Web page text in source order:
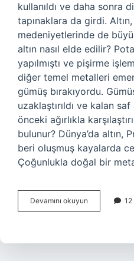
kullanıldı ve daha sonra
tapınaklara da girdi.
medeniyetlerinde de
altın nasıl elde edilir?
yapılmıştı ve pişirme
diğer temel metalleri
gümüş bırakıyordu.
uzaklaştırıldı ve kalan
önceki ağırlıkla
bulunur? Dünya’da altın,
beri oluşmuş kayalarda
Çoğunlukla doğal bir
Devamını okuyun
Zamanlarda
Bulunur
12